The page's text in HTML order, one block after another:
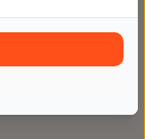
en
en